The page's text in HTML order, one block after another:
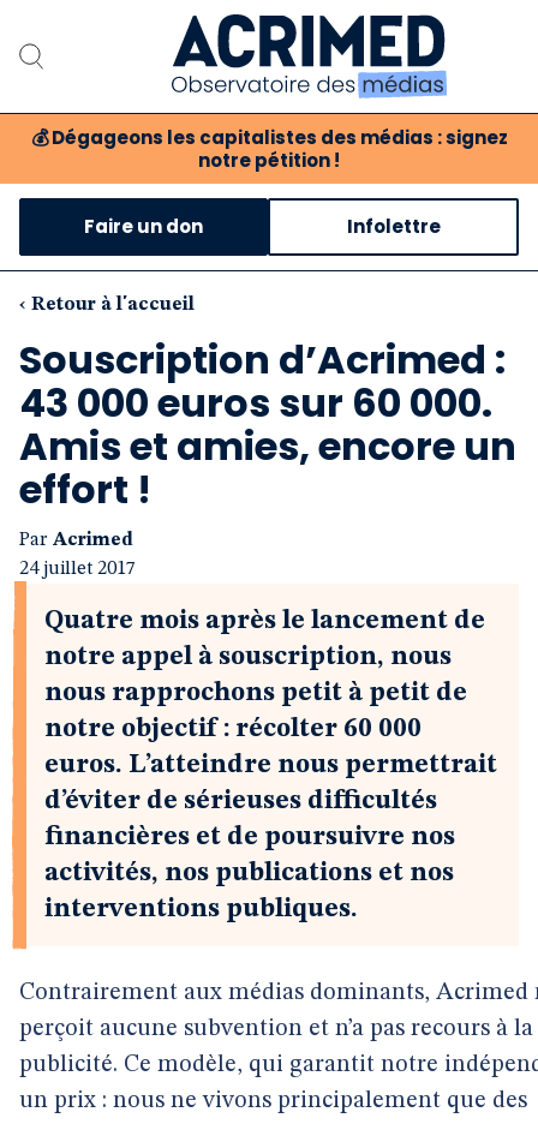
💰 Dégageons les capitalistes des médias : signez
notre pétition !
Notre association
Notre critique des médias
Notre revue
Boutique
Faire un don Infolettre
‹ Retour à l'accueil
Souscription d’Acrimed :
43 000 euros sur 60 000.
Amis et amies, encore un
effort !
Par Acrimed
24 juillet 2017
Quatre mois après le lancement de
notre appel à souscription, nous
nous rapprochons petit à petit de
notre objectif : récolter 60 000
euros. L’atteindre nous permettrait
d’éviter de sérieuses difficultés
financières et de poursuivre nos
activités, nos publications et nos
interventions publiques.
Contrairement aux médias dominants, Acrimed
perçoit aucune subvention et n’a pas recours à la
publicité. Ce modèle, qui garantit notre
un prix : nous ne vivons principalement que des